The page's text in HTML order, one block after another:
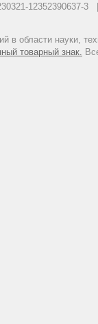
области науки,
товарный знак.